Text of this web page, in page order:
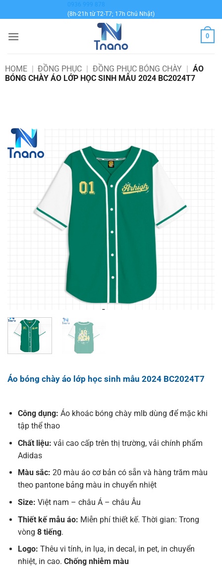
qua
dung
0936 999 878
(8h-21h từ T2-T7; 17h Chủ Nhật)
0
HOME | ĐỒNG PHỤC | ĐỒNG PHỤC BÓNG CHÀY | ÁO
BÓNG CHÀY ÁO LỚP HỌC SINH MẪU 2024 BC2024T7
Áo bóng chày áo lớp học sinh mẫu 2024 BC2024T7
Công dụng: Áo khoác bóng chày mlb dùng để mặc khi
tập thể thao
Chất liệu: vải cao cấp trên thị trường, vải chính phẩm
Adidas
Màu sắc: 20 màu áo cơ bản có sẵn và hàng trăm màu
theo pantone bảng màu in chuyển nhiệt
Size: Việt nam – châu Á – châu Âu
Thiết kế mẫu áo: Miễn phí thiết kế. Thời gian: Trong
vòng 8 tiếng.
Logo: Thêu vi tính, in lụa, in decal, in pet, in chuyển
nhiệt, in cao. Chống nhiễm màu